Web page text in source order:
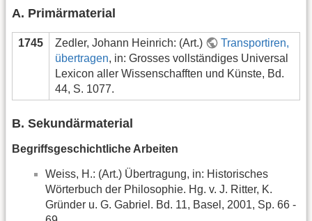
A. Primärmaterial
1745 Zedler, Johann Heinrich: (Art.)
Transportiren,
übertragen, in: Grosses vollständiges Universal
Lexicon aller Wissenschafften und Künste, Bd.
44, S. 1077.
B. Sekundärmaterial
Begriffsgeschichtliche Arbeiten
Weiss, H.: (Art.) Übertragung, in: Historisches
Wörterbuch der Philosophie. Hg. v. J. Ritter, K.
Gründer u. G. Gabriel. Bd. 11, Basel, 2001, Sp. 66 -